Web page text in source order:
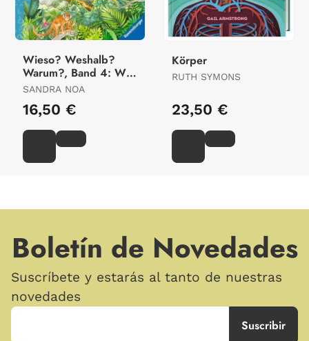
Wieso? Weshalb?
Warum?, Band 4: Wir
Erforschen Die
SANDRA NOA
16,50 €
Körper
RUTH SYMONS
23,50 €
Boletín de Novedades
Suscríbete y estarás al tanto de nuestras
novedades